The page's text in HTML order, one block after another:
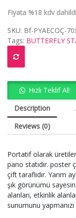
Fiyata %18 kdv
SKU: Bf-PYAECOÇ-
Tags: BUTTERFLY
Hızlı Teklif Al!
Description
Reviews (0)
Portatif olarak
pano statıdır. poster
çift taraflıdır. Yarım
şık görünümü
alanları, etkinlik
sunumunu